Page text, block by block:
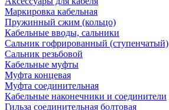
Маркировка кабельная
Пружинный сжим (кольцо)
Кабельные вводы, сальники
Сальник гофрированный (ступенчатый)
Сальник резьбовой
Кабельные муфты
Муфта концевая
Муфта соединительная
Кабельные наконечники и соединители
Гильза соединительная болтовая